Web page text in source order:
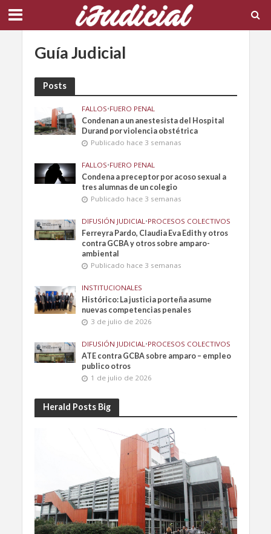
Guía Judicial
Posts
FALLOS•FUERO PENAL
Condenan a un anestesista del Hospital
Durand por violencia obstétrica
Publicado hace 3 semanas
FALLOS•FUERO PENAL
Condena a preceptor por acoso sexual a
tres alumnas de un colegio
Publicado hace 3 semanas
DIFUSIÓN JUDICIAL•PROCESOS COLECTIVOS
Ferreyra Pardo, Claudia Eva Edith y otros
contra GCBA y otros sobre amparo-
ambiental
Publicado hace 3 semanas
INSTITUCIONALES
Histórico: La justicia porteña asume
nuevas competencias penales
3 de julio de 2026
DIFUSIÓN JUDICIAL•PROCESOS COLECTIVOS
ATE contra GCBA sobre amparo – empleo
publico otros
1 de julio de 2026
Herald Posts Big